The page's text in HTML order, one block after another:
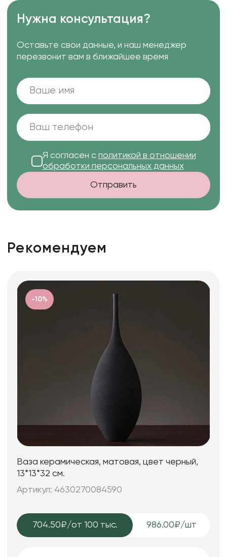
Нужна консультация?
Оставьте свои данные, и наш менеджер
перезвонит вам в ближайшее время
Я согласен с политикой в отношении
обработки персональных данных
Отправить
Рекомендуем
-10%
Ваза керамическая, матовая, цвет черный,
13*13*32 см.
Артикул: 4630270084590
704.50₽/от 100 тыс. 986.00₽/шт